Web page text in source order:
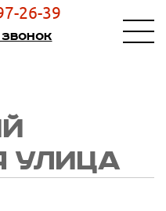
26-39
УЛИЦА